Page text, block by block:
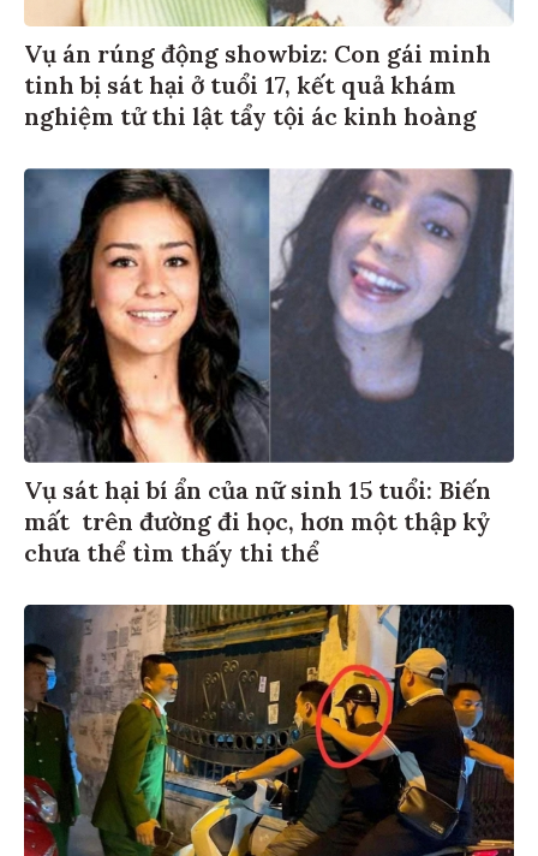
Vụ án rúng động showbiz: Con gái minh
tinh bị sát hại ở tuổi 17, kết quả khám
nghiệm tử thi lật tẩy tội ác kinh hoàng
Vụ sát hại bí ẩn của nữ sinh 15 tuổi: Biến
mất trên đường đi học, hơn một thập kỷ
chưa thể tìm thấy thi thể